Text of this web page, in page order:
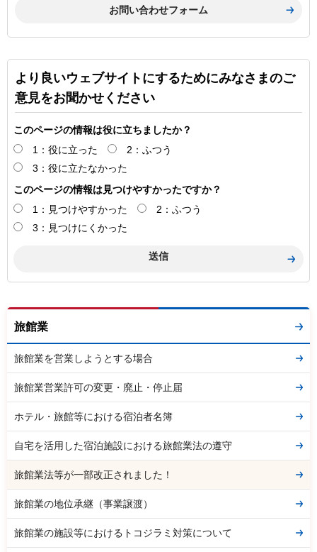
より良いウェブサイトにするためにみなさまのご
意見をお聞かせください
このページの情報は役に立ちましたか？
1：役に立った
2：ふつう
3：役に立たなかった
このページの情報は見つけやすかったですか？
1：見つけやすかった
2：ふつう
3：見つけにくかった
旅館業
旅館業を営業しようとする場合
旅館業営業許可の変更・廃止・停止届
ホテル・旅館等における宿泊者名簿
自宅を活用した宿泊施設における旅館業法の遵守
旅館業法等が一部改正されました！
旅館業の地位承継（事業譲渡）
旅館業の施設等におけるトコジラミ対策について